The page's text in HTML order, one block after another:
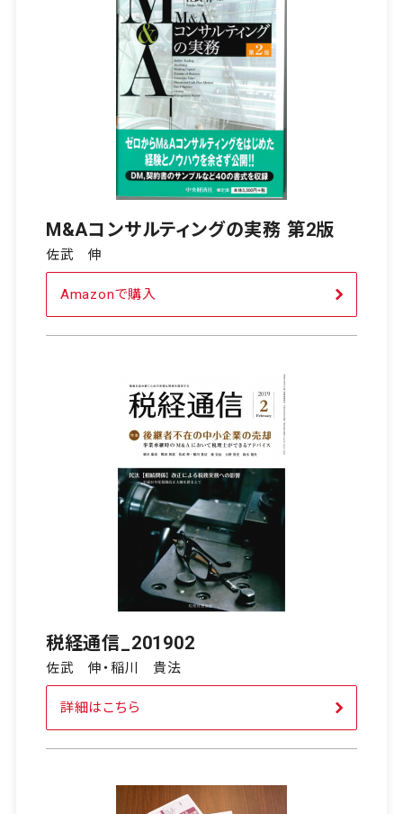
M&Aコンサルティングの実務 第2版
佐武 伸
Amazonで購入
税経通信_201902
佐武 伸・稲川 貴法
詳細はこちら